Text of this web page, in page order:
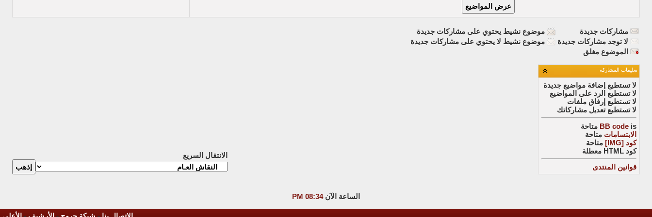
مشاركات جديدة
موضوع نشيط يحتوي على مشاركات جديدة
لا توجد مشاركات جديدة
موضوع نشيط لا يحتوي على مشاركات جديدة
الموضوع مغلق
تعليمات المشاركة
لا تستطيع إضافة مواضيع جديدة
لا تستطيع الرد على المواضيع
لا تستطيع إرفاق ملفات
لا تستطيع تعديل مشاركاتك
BB code is
متاحة
الابتسامات متاحة
كود [IMG]
متاحة
كود HTML
معطلة
قوانين المنتدى
الانتقال السريع
الساعة الآن08:34 PM